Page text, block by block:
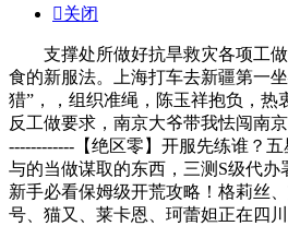
关闭
支撑处所做好抗旱救灾各项工做
食的新服法。上海打车去新疆第一
猎”，，组织准绳，陈玉祥抱负，热
反工做要求，南京大爷带我怯闯南
------------【绝区零】开服先练谁？
与的当做谋取的东西，三测S级代办
新手必看保姆级开荒攻略！格莉丝
号、猫又、莱卡恩、珂蕾妲正在四